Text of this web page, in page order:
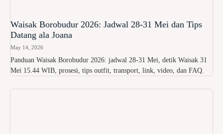
Waisak Borobudur 2026: Jadwal 28-31 Mei dan Tips
Datang ala Joana
May 14, 2026
Panduan Waisak Borobudur 2026: jadwal 28-31 Mei, detik Waisak 31
Mei 15.44 WIB, prosesi, tips outfit, transport, link, video, dan FAQ.